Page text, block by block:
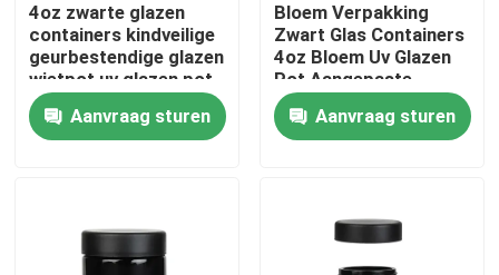
Fabrieksreis
Kwaliteitscontrole
4oz zwarte glazen
containers kindveilige
geurbestendige glazen
wietpot uv glazen pot
op maat
Aanvraag sturen
Bloem Verpakking
Zwart Glas Containers
4oz Bloem Uv Glazen
Pot Aangepaste
Container
Aanvraag sturen